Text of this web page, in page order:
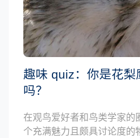
趣味 quiz：你是花梨
吗？
在观鸟爱好者和鸟类学家的
个充满魅力且颇具讨论度的